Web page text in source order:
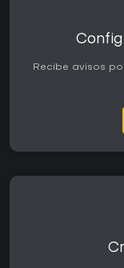
Recibe avisos